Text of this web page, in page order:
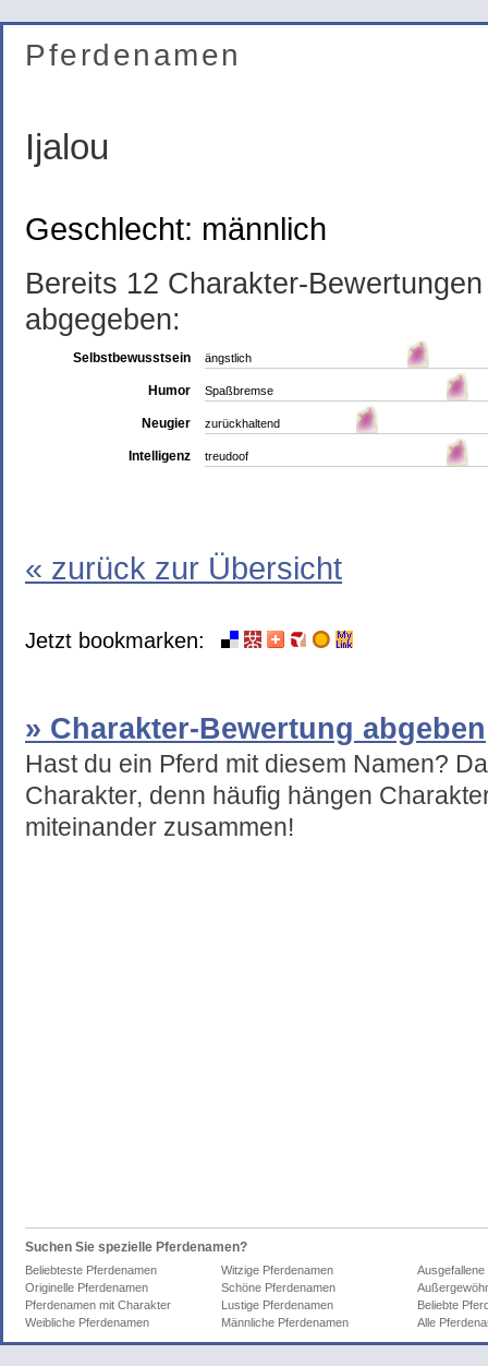
Pferdenamen
Ijalou
Geschlecht: männlich
Bereits 12 Charakter-
abgegeben:
Selbstbewusstsein ängstlich
Humor Spaßbremse
Neugier zurückhaltend
Intelligenz treudoof
« zurück zur Übersicht
Jetzt bookmarken:
» Charakter-Bewertung abgeben
Hast du ein Pferd mit diesem Namen?
Charakter, denn häufig hängen
miteinander zusammen!
Suchen Sie spezielle Pferdenamen?
Beliebteste Pferdenamen Witzige Pferdenamen
Originelle Pferdenamen
Schöne Pferdenamen
Pferdenamen mit Charakter
Lustige Pferdenamen
Beliebte
Weibliche Pferdenamen
Männliche Pferdenamen Alle